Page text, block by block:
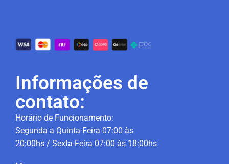
Informações de
contato:
Horário de Funcionamento:
Segunda a Quinta-Feira 07:00 às
20:00hs / Sexta-Feira 07:00 às 18:00hs